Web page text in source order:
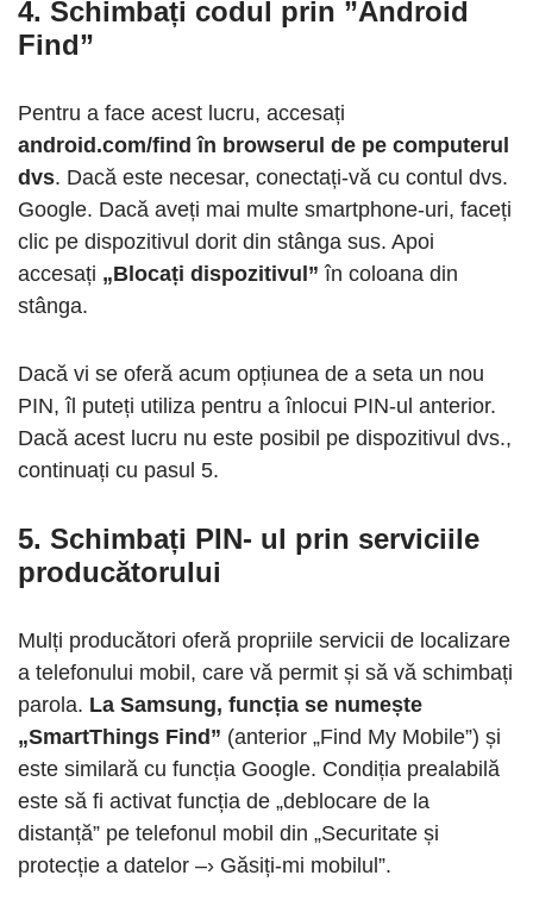
4. Schimbați codul prin ”Android
Find”
Pentru a face acest lucru, accesați
android.com/find în browserul de pe computerul
dvs. Dacă este necesar, conectați-vă cu contul dvs.
Google. Dacă aveți mai multe smartphone-uri, faceți
clic pe dispozitivul dorit din stânga sus. Apoi
accesați „Blocați dispozitivul” în coloana din
stânga.
Dacă vi se oferă acum opțiunea de a seta un nou
PIN, îl puteți utiliza pentru a înlocui PIN-ul anterior.
Dacă acest lucru nu este posibil pe dispozitivul dvs.,
continuați cu pasul 5.
5. Schimbați PIN- ul prin serviciile
producătorului
Mulți producători oferă propriile servicii de localizare
a telefonului mobil, care vă permit și să vă schimbați
parola. La Samsung, funcția se numește
„SmartThings Find” (anterior „Find My Mobile”) și
este similară cu funcția Google. Condiția prealabilă
este să fi activat funcția de „deblocare de la
distanță” pe telefonul mobil din „Securitate și
protecție a datelor –› Găsiți-mi mobilul”.